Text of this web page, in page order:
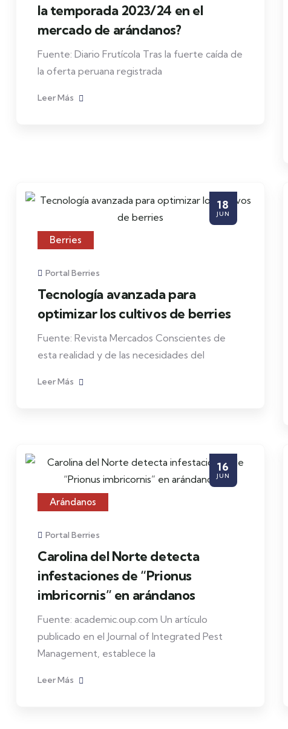
la temporada 2023/24 en el
mercado de arándanos?
Fuente: Diario Frutícola Tras la fuerte caída de
la oferta peruana registrada
Leer Más
18
JUN
Berries
Portal Berries
Tecnología avanzada para
optimizar los cultivos de berries
Fuente: Revista Mercados Conscientes de
esta realidad y de las necesidades del
Leer Más
16
JUN
Arándanos
Portal Berries
Carolina del Norte detecta
infestaciones de “Prionus
imbricornis” en arándanos
Fuente: academic.oup.com Un artículo
publicado en el Journal of Integrated Pest
Management, establece la
Leer Más